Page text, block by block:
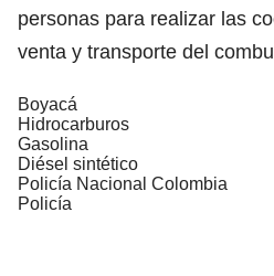
personas para realizar las
venta y transporte del
Boyacá
Hidrocarburos
Gasolina
Diésel sintético
Policía Nacional Colombia
Policía